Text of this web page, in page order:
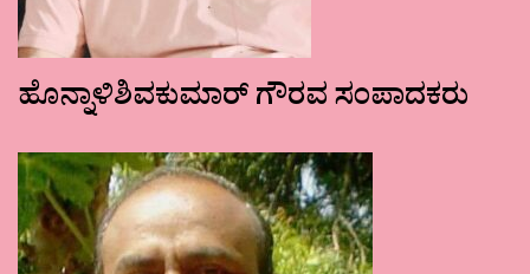
ಹೊನ್ನಾಳಿಶಿವಕುಮಾರ್ ಗೌರವ ಸಂಪಾದಕರು